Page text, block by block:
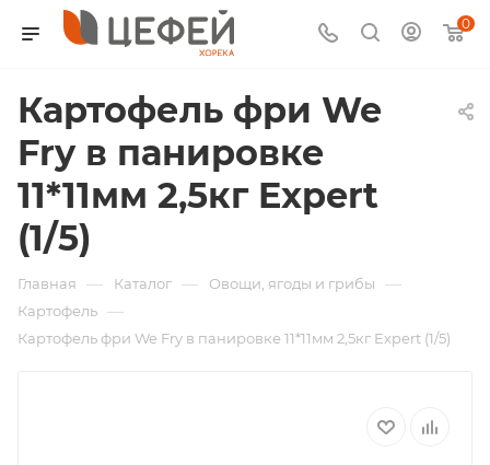
0
Картофель фри We
Fry в панировке
11*11мм 2,5кг Expert
(1/5)
Главная — Каталог — Овощи, ягоды и грибы —
Картофель —
Картофель фри We Fry в панировке 11*11мм 2,5кг Expert (1/5)